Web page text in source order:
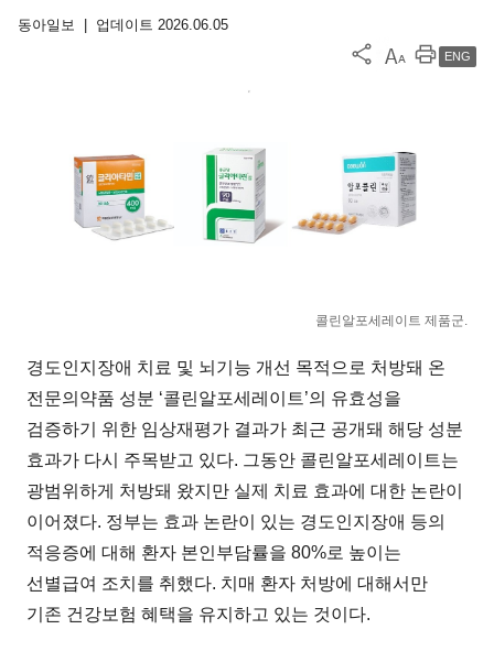
동아일보 업데이트 2026.06.05
ENG
콜린알포세레이트 제품군.
경도인지장애 치료 및 뇌기능 개선 목적으로 처방돼 온
전문의약품 성분 ‘콜린알포세레이트’의 유효성을
검증하기 위한 임상재평가 결과가 최근 공개돼 해당 성분
효과가 다시 주목받고 있다. 그동안 콜린알포세레이트는
광범위하게 처방돼 왔지만 실제 치료 효과에 대한 논란이
이어졌다. 정부는 효과 논란이 있는 경도인지장애 등의
적응증에 대해 환자 본인부담률을 80%로 높이는
선별급여 조치를 취했다. 치매 환자 처방에 대해서만
기존 건강보험 혜택을 유지하고 있는 것이다.